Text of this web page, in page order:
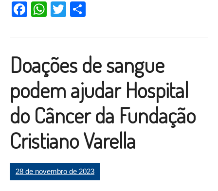
Conceição da Boa Vista”
Facebook
WhatsApp
Twitter
Doações de sangue
podem ajudar Hospital
do Câncer da Fundação
Cristiano Varella
28 de novembro de 2023